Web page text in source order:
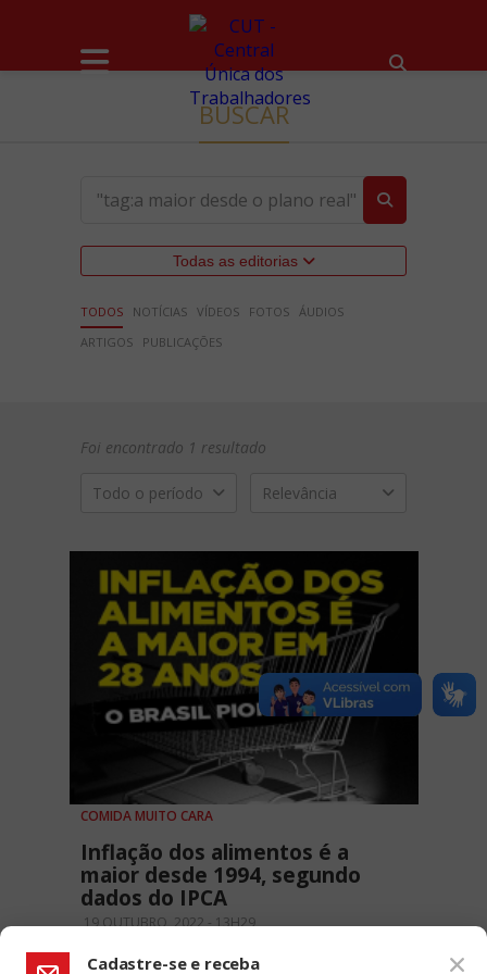
BUSCAR
Todas as editorias
TODOS NOTÍCIAS VÍDEOS FOTOS ÁUDIOS
ARTIGOS
PUBLICAÇÕES
Foi encontrado 1 resultado
Todo o período Relevância
COMIDA MUITO CARA
Inflação dos alimentos é a
maior desde 1994, segundo
dados do IPCA
19 OUTUBRO, 2022 - 13H29
Cadastre-se e receba